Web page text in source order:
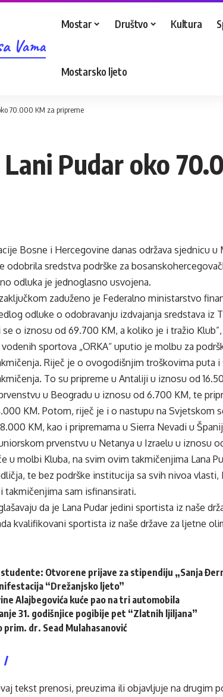
Vama
Mostar Društvo Kultura
Mostarsko ljeto
70.000 KM za pripreme
Pudar oko
Bosne i Hercegovine danas održava sjednicu
odobrila sredstva podrške za
odluka je jednoglasno usvojena.
zaduženo je Federalno ministarstvo
odluke o odobravanju izdvajanja sredstava iz
se o iznosu od 69.700 KM, a koliko je i tražio
sportova „ORKA“ uputio je molbu za
Riječ je o ovogodišnjim troškovima puta
To su pripreme u Antaliji u iznosu od
u Beogradu u iznosu od 6.700 KM, te
KM. Potom, riječ je i o nastupu na Svjetskom
KM, kao i pripremama u Sierra Nevadi u
prvenstvu u Netanya u Izraelu u iznosu
u molbi Kluba, na svim ovim takmičenjima Lana
te bez podrške institucija sa svih nivoa vlasti,
takmičenjima sam isfinansirati.
da je Lana Pudar jedini sportista iz naše
kvalifikovani sportista iz naše države za ljetne
Otvorene prijave za stipendiju „Sanja
“Drežanjsko ljeto”
Alajbegovića kuće pao na tri automobila
31. godišnjice pogibije pet “Zlatnih ljiljana”
prim. dr. Sead Mulahasanović
tekst prenosi, preuzima ili objavljuje na drugim